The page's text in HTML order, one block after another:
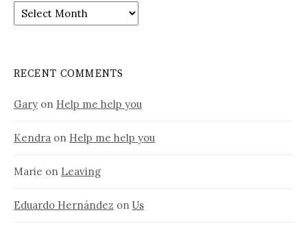
Old
stuff
RECENT COMMENTS
Gary on Help me help you
Kendra on Help me help you
Marie on Leaving
Eduardo Hernández on Us